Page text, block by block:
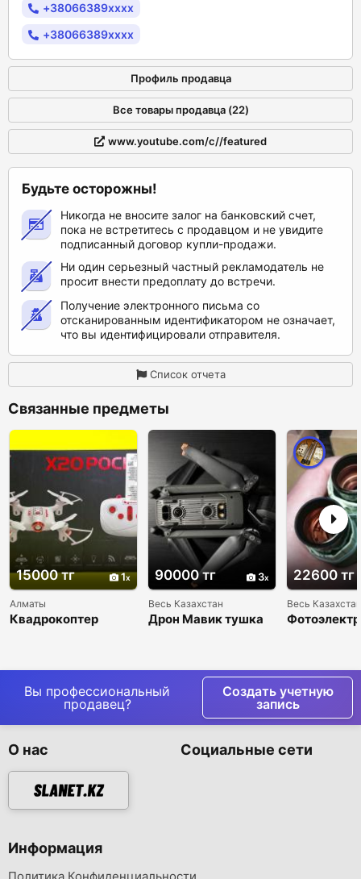
+38066389xxxx
+38066389xxxx
Профиль продавца
Все товары продавца (22)
www.youtube.com/c//featured
Будьте осторожны!
Никогда не вносите залог на банковский счет,
пока не встретитесь с продавцом и не увидите
подписанный договор купли-продажи.
Ни один серьезный частный рекламодатель не
просит внести предоплату до встречи.
Получение электронного письма со
отсканированным идентификатором не означает,
что вы идентифицировали отправителя.
Список отчета
Связанные предметы
15000 тг 1
Алматы
Квадрокоптер
подсветкой!
90000 тг 3
Весь Казахстан
Дрон Мавик тушка
22600 тг
Весь Казахстан
Вы профессиональный
продавец?
Создать учетную
запись
О нас Социальные сети
Информация
Политика Конфиденциальности